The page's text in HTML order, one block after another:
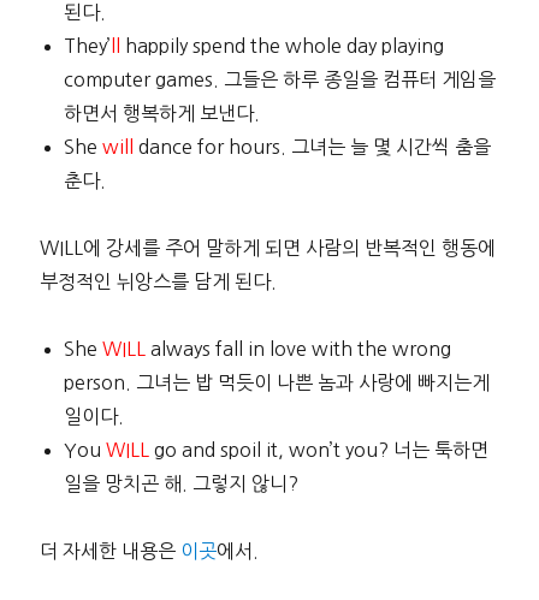
된다.
They’
happily spend the whole day playing
computer games. 그들은 하루 종일을 컴퓨터 게임을
하면서 행복하게 보낸다.
She will
dance for hours. 그녀는 늘 몇 시간씩 춤을
춘다.
WILL에 강세를 주어 말하게 되면 사람의 반복적인 행동에
부정적인 뉘앙스를 담게 된다.
She WILL
always fall in love with the wrong
person. 그녀는 밥 먹듯이 나쁜 놈과 사랑에 빠지는게
일이다.
You WILL
go and spoil it, won’t you? 너는 툭하면
일을 망치곤 해. 그렇지 않니?
더 자세한 내용은 이곳에서.